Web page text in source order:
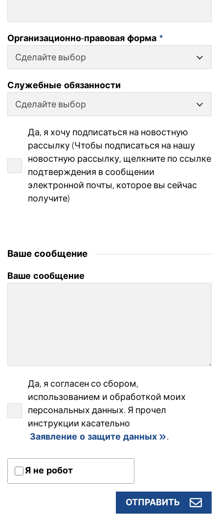
Организационно-правовая форма *
Сделайте выбор
Служебные обязанности
Сделайте выбор
Да, я хочу подписаться на новостную
рассылку (Чтобы подписаться на нашу
новостную рассылку, щелкните по ссылке
подтверждения в сообщении
электронной почты, которое вы сейчас
получите)
Ваше сообщение
Ваше сообщение
Да, я согласен со сбором,
использованием и обработкой моих
персональных данных. Я прочел
инструкции касательно
Заявление о защите данных
.
Я не робот
ОТПРАВИТЬ